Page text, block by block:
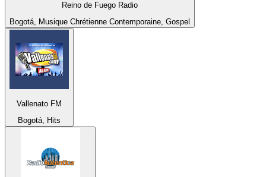
Reino de Fuego Radio
Bogotá, Musique Chrétienne Contemporaine, Gospel
Vallenato FM
Bogotá, Hits